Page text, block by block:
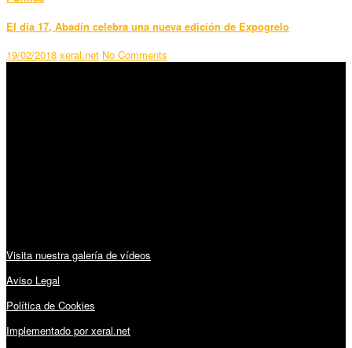
El día 17, Abadín celebra una nueva edición de Expogrelo
19/02/2018 xeral.net No Comments
Visita nuestra galería de vídeos
Aviso Legal
Política de Cookies
Implementado por xeral.net